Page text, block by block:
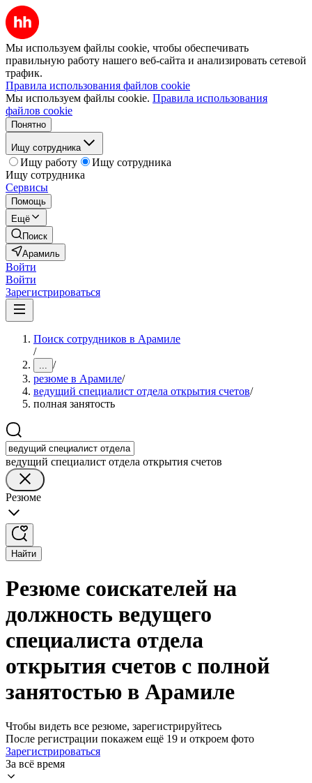
Мы используем файлы cookie, чтобы обеспечивать
правильную работу нашего веб-сайта и анализировать сетевой
трафик.
Правила использования файлов cookie
Мы используем файлы cookie. Правила использования
файлов cookie
Понятно
Ищу сотрудника
Ищу работу
Ищу сотрудника
Ищу сотрудника
Сервисы
Помощь
Ещё
Поиск
Арамиль
Войти
Войти
Зарегистрироваться
Поиск сотрудников в Арамиле
/
... /
резюме в Арамиле/
ведущий специалист отдела открытия счетов/
полная занятость
ведущий специалист отдела открытия счетов
Резюме
Найти
Резюме соискателей на
должность ведущего
специалиста отдела
открытия счетов с полной
занятостью в Арамиле
Чтобы видеть все резюме, зарегистрируйтесь
После регистрации покажем ещё 19 и откроем фото
Зарегистрироваться
За всё время